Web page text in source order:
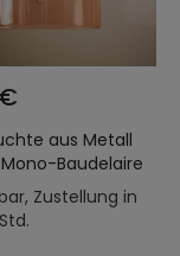
aus Metall
Baudelaire
Zustellung in